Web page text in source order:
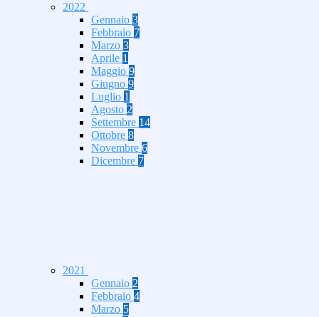
2022
Gennaio 3
Febbraio 7
Marzo 3
Aprile 1
Maggio 9
Giugno 9
Luglio 1
Agosto 2
Settembre 14
Ottobre 8
Novembre 6
Dicembre 7
2021
Gennaio 2
Febbraio 4
Marzo 5